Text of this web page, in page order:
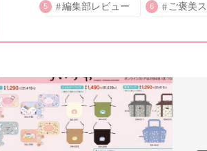
5 編集部レビュー 6 ご褒美